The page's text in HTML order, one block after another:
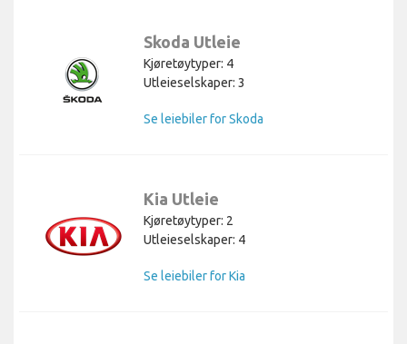
Skoda Utleie
Kjøretøytyper: 4
Utleieselskaper: 3
Se leiebiler for Skoda
Kia Utleie
Kjøretøytyper: 2
Utleieselskaper: 4
Se leiebiler for Kia